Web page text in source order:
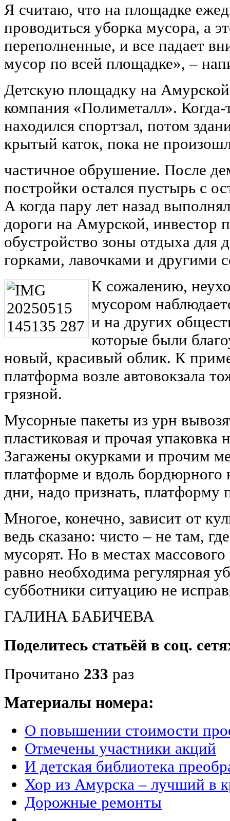
Я считаю, что на площадке
проводиться уборка мусора, а
переполненные, и все падает
мусор по всей площадке», ‒
Детскую площадку на
компания «Полиметалл». Когда-
находился спортзал, потом
крытый каток, пока не
частичное обрушение. После
постройки остался пустырь с
А когда пару лет назад
дороги на Амурской, инвестор
обустройство зоны отдыха для
горками, лавочками и другими
К сожалению,
мусором
и на других
которые были
новый, красивый облик. К
платформа возле автовокзала
грязной.
Мусорные пакеты из урн
пластиковая и прочая упаковка
Загажены окурками и прочим
платформе и вдоль бордюрного
дни, надо признать, платформу
Многое, конечно, зависит от
ведь сказано: чисто ‒ не там,
мусорят. Но в местах
равно необходима регулярная
субботники ситуацию не
ГАЛИНА БАБИЧЕВА
Поделитесь статьёй в соц.
Прочитано 233 раз
Материалы номера:
О повышении стоимости
Отмечены участники акций
И детская библиотека
Хор из Амурска – лучший в
Дорожные ремонты